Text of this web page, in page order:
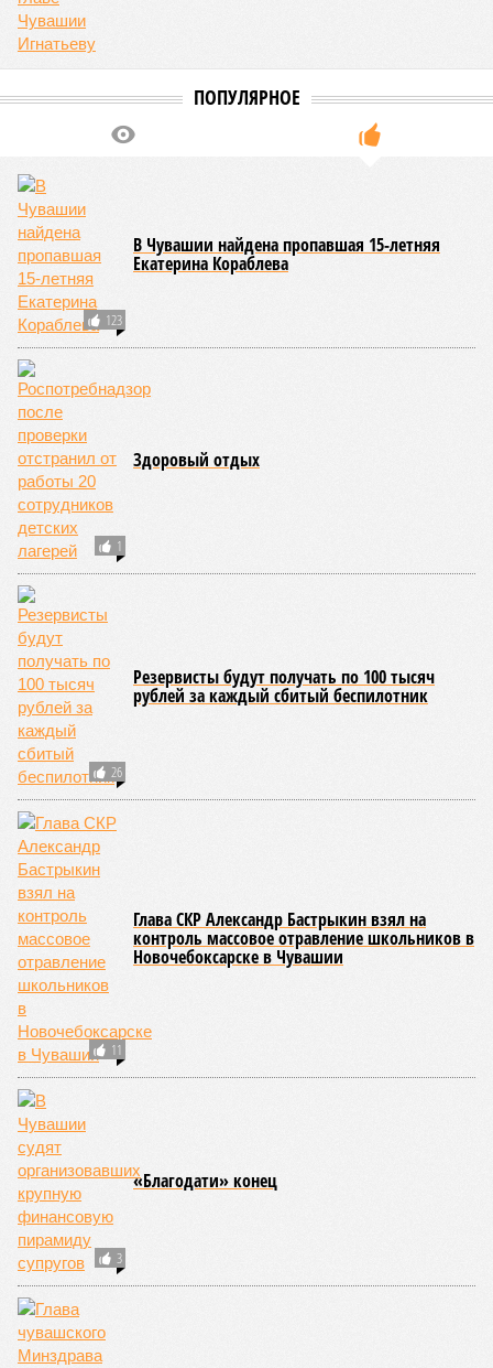
детских лагерей (фото: pixnio.com)
Руководитель Управления Роспотребнадзора по Чувашской
Республике Татьяна Гермонова принимала участие в заседании
Межведомственной комиссии, занимающейся вопросами
организации детского отдыха и оздоровления в регионе. В
рамках встречи участники рассматривали текущее состояние
летней оздоровительной кампании 2026 года и промежуточные
итоги её проведения.
Управлением Роспотребнадзора по Республике Татарстан
были обобщены
мероприятий в детских оздоровительных лагерях. В
нынешнем сезоне функционирует 299 таких учреждений,
причём 14 из них относятся к загородному типу. Сотрудники
ведомства осуществили 105 выездных проверок и
профилактических визитов, что позволило охватить
проверочными действиями значительную долю лагерей. По
итогам проведённых мероприятий различные нарушения
были зафиксированы в 33 учреждениях. В адрес
администраций этих объектов были вынесены
предписания, обязывающие устранить выявленные
недостатки.
Среди наиболее часто встречающихся нарушений
оказались следующие: ненадлежащее содержание
территории и несоблюдение санитарно-гигиенических норм
на ней; нарушения в процессе организации питания детей и
при обеспечении питьевого режима; а также
несвоевременное или неполное проведение медицинских
осмотров сотрудников лагерей.
Особый контроль был направлен на персонал,
работающий на пищеблоках. В ходе этих проверок у 20
человек были обнаружены возбудители инфекций –
указанные сотрудники были незамедлительно отстранены
от выполнения своих обязанностей и направлены на
лечение.
Представители ведомства отметили, что оперативное
принятие указанных мер позволило избежать
возникновения массовых инфекционных заболеваний
среди детей, находившихся в оздоровительных
учреждениях.
Помимо этого, специалистами проводился лабораторный
контроль качества воды и готовой продукции: из всех
отобранных проб воды в двух случаях (что составило
1,9%) были зафиксированы отклонения по
микробиологическим показателям; также одно готовое
блюдо не соответствовало установленным нормам по
показателю калорийности.
Все лагеря перед началом работы смен прошли
обязательную обработку территорий против клещей,